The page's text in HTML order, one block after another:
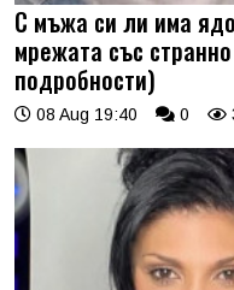
С мъжа си ли има
мрежата със
подробности)
08 Aug 19:40 0